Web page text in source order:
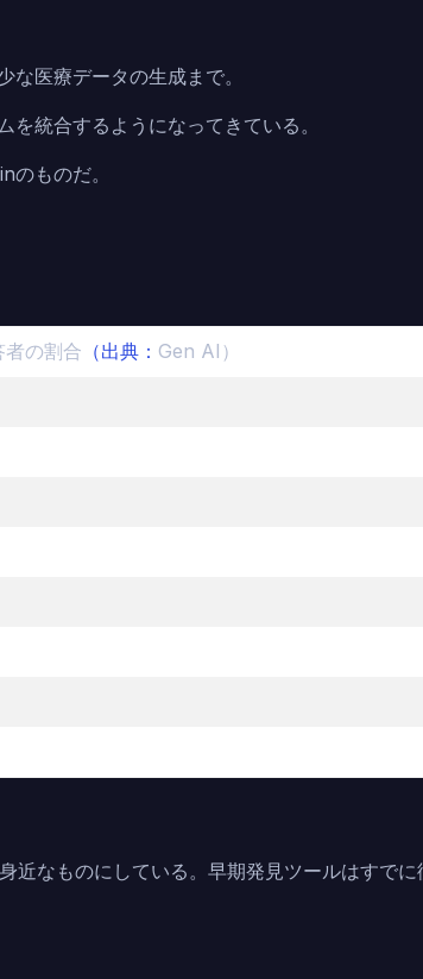
医療データの生成まで。
統合するようになってきている。
ものだ。
の割合 （出典： Gen AI）
なものにしている。早期発見ツールはすでに